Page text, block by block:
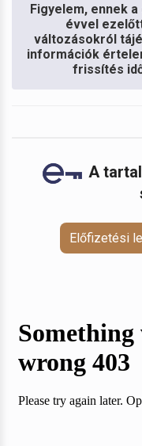
Figyelem, ennek
évvel
változásokról
információk
frissítés
A
Előfizetési